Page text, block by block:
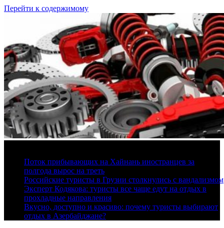
Перейти к содержимому
Поток прибывающих на Хайнань иностранцев за
полгода вырос на треть
Российские туристы в Грузии столкнулись с вандализмом
Эксперт Кодякова: туристы все чаще едут на отдых в
прохладные направления
Вкусно, доступно и красиво: почему туристы выбирают
отдых в Азербайджане?